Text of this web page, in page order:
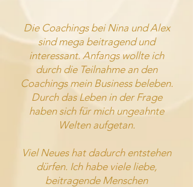
Die Coachings bei Nina und Alex
sind mega beitragend und
interessant. Anfangs wollte ich
durch die Teilnahme an den
Coachings mein Business beleben.
Durch das Leben in der Frage
haben sich für mich ungeahnte
Welten aufgetan.
Viel Neues hat dadurch entstehen
dürfen. Ich habe viele liebe,
beitragende Menschen